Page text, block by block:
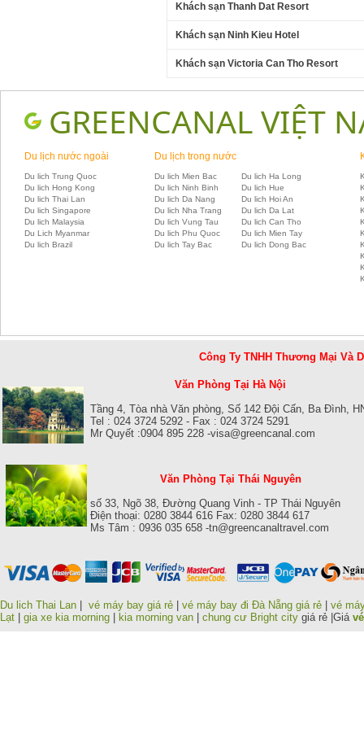
Khách sạn Thanh Dat Resort
Khách sạn Ninh Kieu Hotel
Khách sạn Victoria Can Tho Resort
GREENCANAL VIỆT
Du lịch nước ngoài
Du lich Trung Quoc
Du lich Hong Kong
Du lich Thai Lan
Du lich Singapore
Du lich Malaysia
Du Lich Myanmar
Du lich Brazil
Du lịch trong nước
Du lich Mien Bac
Du lich Ha Long
Du lich Ninh Binh
Du lich Hue
Du lich Da Nang
Du lich Hoi An
Du lich Nha Trang
Du lich Da Lat
Du lich Vung Tau
Du lich Can Tho
Du lich Phu Quoc
Du lich Mien Tay
Du lich Tay Bac
Du lich Dong Bac
Công Ty TNHH Thương Mại Và
Văn Phòng Tại Hà Nội
Tầng 4, Tòa nhà Văn phòng, Số 142 Đội Cấn, Ba Đình,
Tel : 024 3724 5292 - Fax : 024 3724 5291
Mr Quyết :0904 895 228 -visa@greencanal.com
Văn Phòng Tại Thái Nguyên
số 33, Ngõ 38, Đường Quang Vinh - TP Thái Nguyên
Điện thoại: 0280 3844 616 Fax: 0280 3844 617
Ms Tâm : 0936 035 658 -tn@greencanaltravel.com
Du lich Thai Lan vé máy bay giá rẻ vé máy bay đi Đà Nẵng giá rẻ
vé
Lạt
gia xe kia morning kia morning van chung cư Bright city giá rẻ |Giá